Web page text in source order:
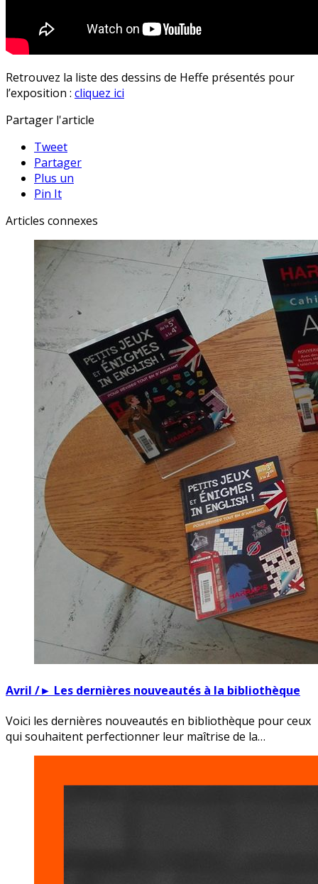
Retrouvez la liste des dessins de Heffe présentés pour
l’exposition : cliquez ici
Partager l'article
Tweet
Partager
Plus un
Pin It
Articles connexes
Avril /► Les dernières nouveautés à la bibliothèque
Voici les dernières nouveautés en bibliothèque pour ceux
qui souhaitent perfectionner leur maîtrise de la…